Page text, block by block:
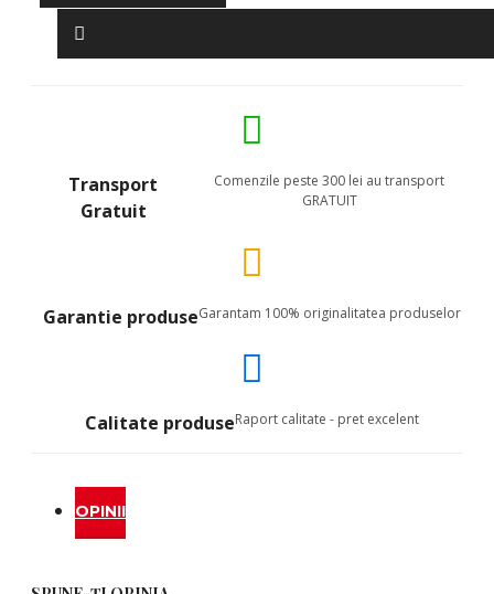
Transport
Gratuit
Comenzile peste 300 lei au transport
GRATUIT
Garantie produseGarantam 100% originalitatea produselor
Calitate produseRaport calitate - pret excelent
OPINII